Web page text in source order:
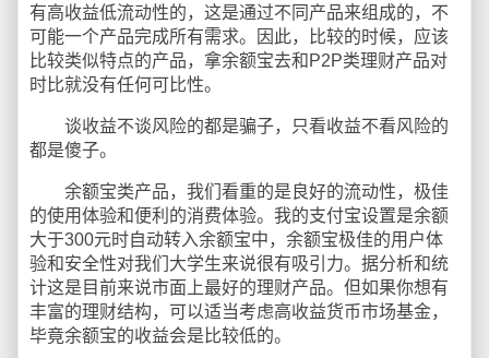
有高收益低流动性的，这是通过不同产品来组成的，不
可能一个产品完成所有需求。因此，比较的时候，应该
比较类似特点的产品，拿余额宝去和P2P类理财产品对
时比就没有任何可比性。
谈收益不谈风险的都是骗子，只看收益不看风险的
都是傻子。
余额宝类产品，我们看重的是良好的流动性，极佳
的使用体验和便利的消费体验。我的支付宝设置是余额
大于300元时自动转入余额宝中，余额宝极佳的用户体
验和安全性对我们大学生来说很有吸引力。据分析和统
计这是目前来说市面上最好的理财产品。但如果你想有
丰富的理财结构，可以适当考虑高收益货币市场基金，
毕竟余额宝的收益会是比较低的。